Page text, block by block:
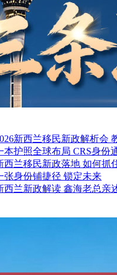
新西兰移民新政解析会
本护照全球布局 CRS身份
西兰移民新政落地 如何抓
张身份铺捷径 锁定未来
西兰新政解读 鑫海老总亲